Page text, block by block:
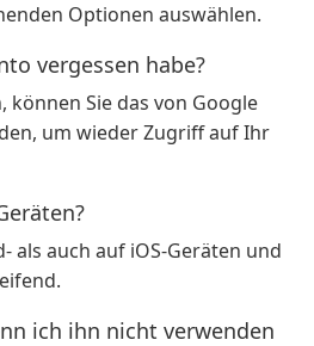
Optionen auswählen.
vergessen habe?
können Sie das von Google
um wieder Zugriff auf Ihr
als auch auf iOS-Geräten und
ich ihn nicht verwenden